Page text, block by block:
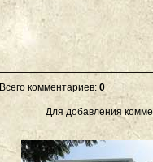
Всего комментариев: 0
Для добавления